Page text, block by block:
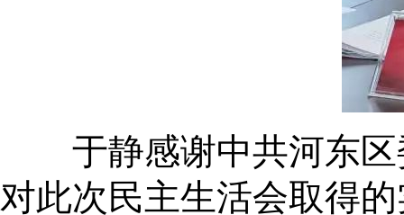
于静感谢中共河东区
对此次民主生活会取得